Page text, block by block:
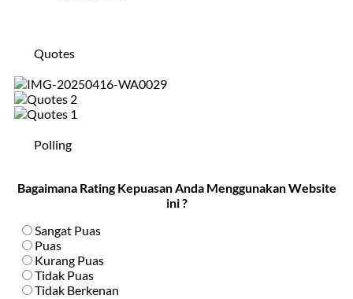
Quotes
Polling
Bagaimana Rating Kepuasan Anda Menggunakan Website
ini ?
Sangat Puas
Puas
Kurang Puas
Tidak Puas
Tidak Berkenan